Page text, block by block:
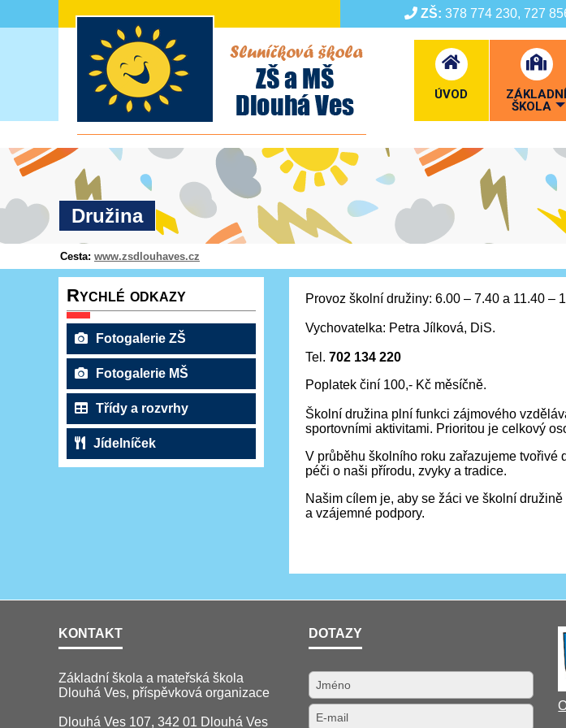
ZŠ: 378 774 230, 727
ÚVOD
ZÁKLADNÍ
ŠKOLA
Družina
Cesta: www.zsdlouhaves.cz
Rychlé odkazy
Fotogalerie ZŠ
Fotogalerie MŠ
Třídy a rozvrhy
Jídelníček
Provoz školní družiny: 6.00 – 7.40 a 11.40 –
Vychovatelka: Petra Jílková, DiS.
Tel. 702 134 220
Poplatek činí 100,- Kč měsíčně.
Školní družina plní funkci zájmového
sportovními aktivitami. Prioritou je celkový
V průběhu školního roku zařazujeme tvořivé
péči o naši přírodu, zvyky a tradice.
Našim cílem je, aby se žáci ve školní
a vzájemné podpory.
KONTAKT
Základní škola a mateřská škola
Dlouhá Ves, příspěvková organizace
Dlouhá Ves 107, 342 01 Dlouhá Ves
DOTAZY